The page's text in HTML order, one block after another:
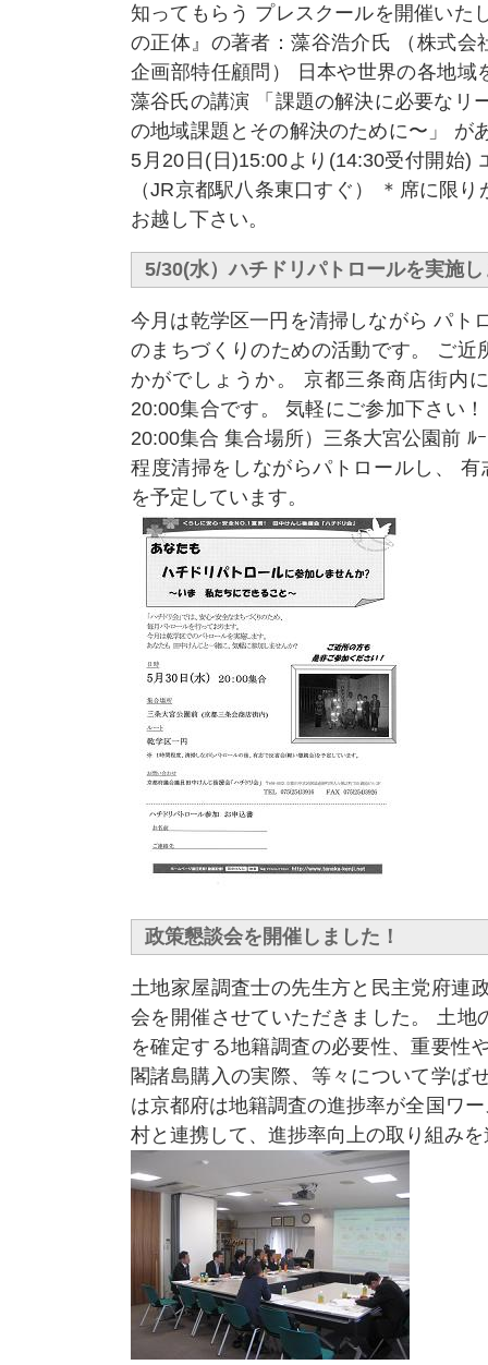
知ってもらう プレスクールを開催いた
の正体』の著者：藻谷浩介氏 （株式会
企画部特任顧問） 日本や世界の各地域
藻谷氏の講演 「課題の解決に必要なリ
の地域課題とその解決のために〜」 が
5月20日(日)15:00より(14:30受付開始)
（JR京都駅八条東口すぐ） ＊席に限
お越し下さい。
5/30(水）ハチドリパトロールを実施
今月は乾学区一円を清掃しながら パト
のまちづくりのための活動です。 ご近
かがでしょうか。 京都三条商店街内
20:00集合です。 気軽にご参加下さ
20:00集合 集合場所）三条大宮公園前
程度清掃をしながらパトロールし、
を予定しています。
政策懇談会を開催しました！
土地家屋調査士の先生方と民主党府連
会を開催させていただきました。 土地
を確定する地籍調査の必要性、重要性
閣諸島購入の実際、等々について学ば
は京都府は地籍調査の進捗率が全国ワ
村と連携して、進捗率向上の取り組み